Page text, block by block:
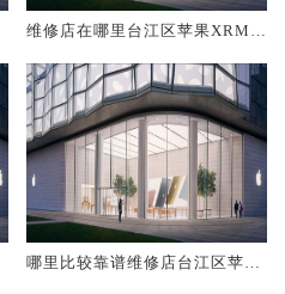
维修店在哪里台江区苹果XRMa
哪里比较靠谱维修店台江区苹果